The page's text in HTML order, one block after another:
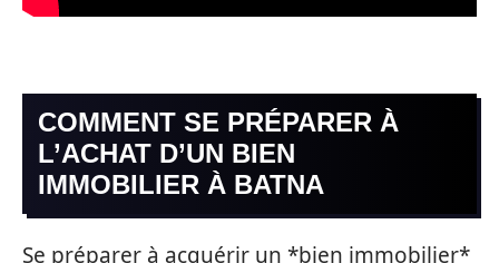
COMMENT SE PRÉPARER À
L’ACHAT D’UN BIEN
IMMOBILIER À BATNA
Se préparer à acquérir un *bien immobilier*